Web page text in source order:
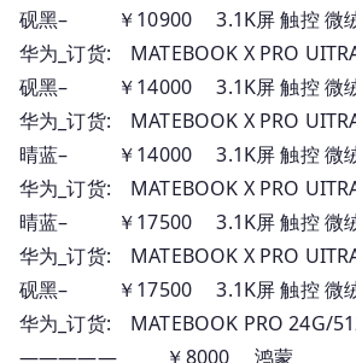
砚黑– ￥10900 3.1K屏 触控 微
华为_订货: MATEBOOK X PRO
砚黑– ￥14000 3.1K屏 触控 微
华为_订货: MATEBOOK X PRO
晴蓝– ￥14000 3.1K屏 触控 微
华为_订货: MATEBOOK X PRO
晴蓝– ￥17500 3.1K屏 触控 微
华为_订货: MATEBOOK X PRO
砚黑– ￥17500 3.1K屏 触控 微
华为_订货: MATEBOOK PRO 24G/
————— ￥8000 鸿蒙